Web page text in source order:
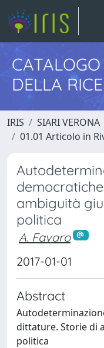
DELLA
IRIS SIARI VERONA
01.01 Articolo in
ambiguità
politica
A. Favaro
2017-01-01
Abstract
dittature. Storie di
politica